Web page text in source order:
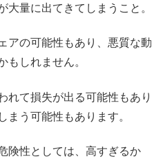
大量に出てきてしまうこと。
アの可能性もあり、悪質な動
もしれません。
れて損失が出る可能性もあり
まう可能性もあります。
険性としては、高すぎるか